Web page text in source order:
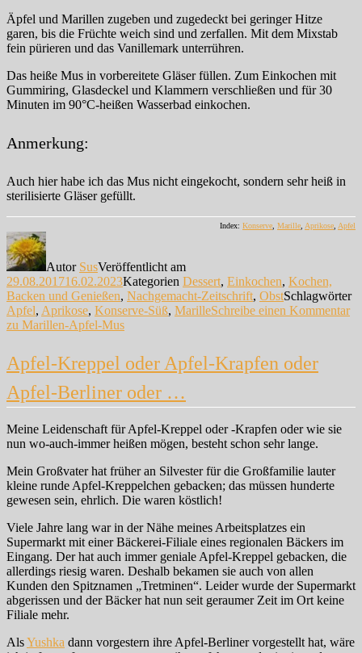
Äpfel und Marillen zugeben und zugedeckt bei geringer Hitze
garen, bis die Früchte weich sind und zerfallen. Mit dem Mixstab
fein pürieren und das Vanillemark unterrühren.
Das heiße Mus in vorbereitete Gläser füllen. Zum Einkochen mit
Gummiring, Glasdeckel und Klammern verschließen und für 30
Minuten im 90°C-heißen Wasserbad einkochen.
Anmerkung:
Auch hier habe ich das Mus nicht eingekocht, sondern sehr heiß in
sterilisierte Gläser gefüllt.
Index: Konserve Marille Aprikose Apfel
Autor SusVeröffentlicht am
29.08.201716.02.2023Kategorien Dessert, Einkochen, Kochen,
Backen und Genießen, Nachgemacht-Zeitschrift, ObstSchlagwörter
Apfel, Aprikose, Konserve-Süß, MarilleSchreibe einen Kommentar
zu Marillen-Apfel-Mus
Apfel-Kreppel oder Apfel-Krapfen oder
Apfel-Berliner oder …
Meine Leidenschaft für Apfel-Kreppel oder -Krapfen oder wie sie
nun wo-auch-immer heißen mögen, besteht schon sehr lange.
Mein Großvater hat früher an Silvester für die Großfamilie lauter
kleine runde Apfel-Kreppelchen gebacken; das müssen hunderte
gewesen sein, ehrlich. Die waren köstlich!
Viele Jahre lang war in der Nähe meines Arbeitsplatzes ein
Supermarkt mit einer Bäckerei-Filiale eines regionalen Bäckers im
Eingang. Der hat auch immer geniale Apfel-Kreppel gebacken, die
allerdings riesig waren. Deshalb bekamen sie auch von allen
Kunden den Spitznamen „Tretminen“. Leider wurde der Supermarkt
abgerissen und der Bäcker hat nun seit geraumer Zeit im Ort keine
Filiale mehr.
AlsYushka dann vorgestern ihre Apfel-Berliner vorgestellt hat, wäre